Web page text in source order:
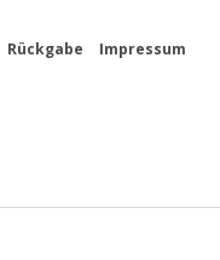
Rückgabe Impressum